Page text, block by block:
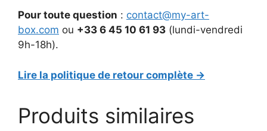
Pour toute question : contact@my-art-
box.com ou +33 6 45 10 61 93 (lundi-vendredi
9h-18h).
Lire la politique de retour complète →
Produits similaires